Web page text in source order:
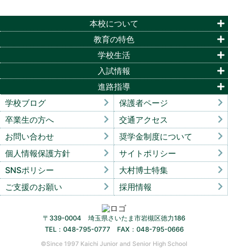
〒339-0004 埼玉県さいたま市岩槻区徳力186
TEL：048-795-0777 FAX：048-795-0666
本校について
教育の特色
学校生活
入試情報
進路指導
学校ブログ
保護者ページ
卒業生の方へ
交通アクセス
お問い合わせ
奨学金制度について
個人情報保護方針
サイトポリシー
SNSポリシー
大村博士特集
ご支援のお願い
採用情報
©︎Since 1997 Kaichi Junior and Senior High School